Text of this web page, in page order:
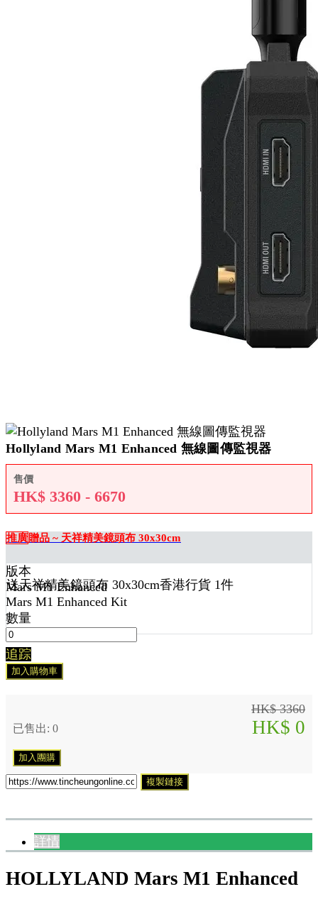
Hollyland Mars M1 Enhanced 無線圖傳監視器
售價
HK$ 3360 - 6670
推廣贈品 ~ 天祥精美鏡頭布 30x30cm
送天祥精美鏡頭布 30x30cm香港行貨 1件
版本
Mars M1 Enhanced
Mars M1 Enhanced Kit
數量
追踪
加入購物車
HK$ 3360
已售出: 0 HK$ 0
加入團購
複製鏈接
詳情
HOLLYLAND Mars M1 Enhanced